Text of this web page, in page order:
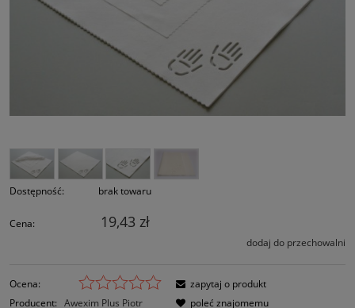
Dostępność: brak towaru
Cena: 19,43 zł
dodaj do przechowalni
Ocena:
Producent: Awexim Plus Piotr
zapytaj o produkt
poleć znajomemu